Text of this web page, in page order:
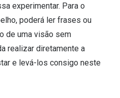
experimentar. Para o
poderá ler frases ou
de uma visão sem
realizar diretamente a
e levá-los consigo neste